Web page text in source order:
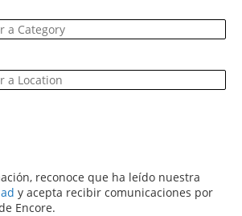
reconoce que ha leído nuestra
(este contenido se abre en una nueva
y acepta recibir comunicaciones por
Encore.